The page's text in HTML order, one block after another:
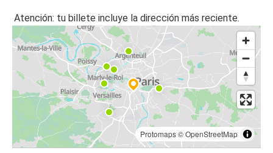
Atención: tu billete incluye la dirección más reciente.
Protomaps©OpenStreetMap